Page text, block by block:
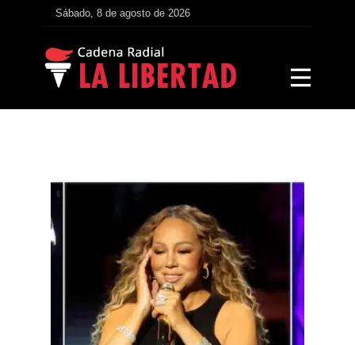
Sábado, 8 de agosto de 2026